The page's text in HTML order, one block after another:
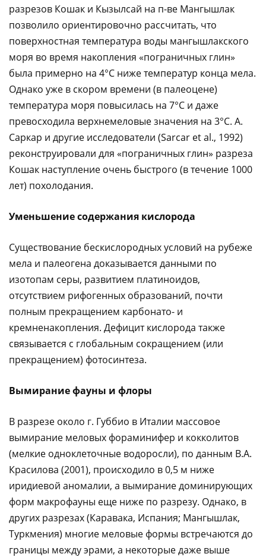
разрезов Кошак и Кызылсай на п-ве Мангышлак
позволило ориентировочно рассчитать, что
поверхностная температура воды мангышлакского
моря во время накопления «пограничных глин»
была примерно на 4°С ниже температур конца мела.
Однако уже в скором времени (в палеоцене)
температура моря повысилась на 7°С и даже
превосходила верхнемеловые значения на 3°С. А.
Саркар и другие исследователи (Sarcar et al., 1992)
реконструировали для «пограничных глин» разреза
Кошак наступление очень быстрого (в течение 1000
лет) похолодания.
Уменьшение содержания кислорода
Существование бескислородных условий на рубеже
мела и палеогена доказывается данными по
изотопам серы, развитием платиноидов,
отсутствием рифогенных образований, почти
полным прекращением карбонато- и
кремненакопления. Дефицит кислорода также
связывается с глобальным сокращением (или
прекращением) фотосинтеза.
Вымирание фауны и флоры
В разрезе около г. Губбио в Италии массовое
вымирание меловых фораминифер и кокколитов
(мелкие одноклеточные водоросли), по данным В.А.
Красилова (2001), происходило в 0,5 м ниже
иридиевой аномалии, а вымирание доминирующих
форм макрофауны еще ниже по разрезу. Однако, в
других разрезах (Каравака, Испания; Мангышлак,
Туркмения) многие меловые формы встречаются до
границы между эрами, а некоторые даже выше